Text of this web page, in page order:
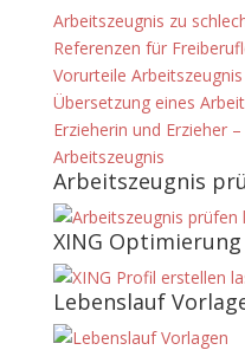
Arbeitszeugnis zu
Referenzen für
Vorurteile
Übersetzung eines
Erzieherin und Erzieher
Arbeitszeugnis
Arbeitszeugnis
XING Optimierung
Lebenslauf